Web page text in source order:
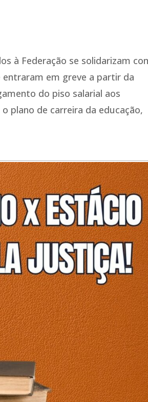
à Federação se solidarizam
entraram em greve a partir da
do piso salarial aos
plano de carreira da educação,